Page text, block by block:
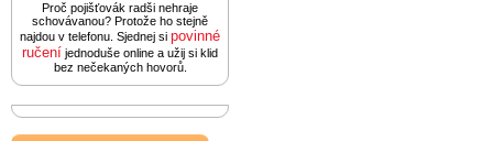
Proč pojišťovák radši nehraje
schovávanou? Protože ho stejně
najdou v telefonu. Sjednej si povinné
ručení jednoduše online a užij si klid
bez nečekaných hovorů.